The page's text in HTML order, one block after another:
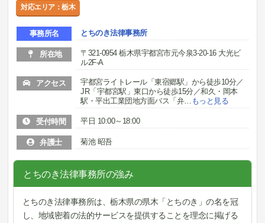
対応エリア：栃木
事務所名 とちのき法律事務所
所在地
〒321-0954 栃木県宇都宮市元今泉3-20-16 大光ビ
ル2F-A
アクセス
宇都宮ライトレール「東宿郷駅」から徒歩10分／
JR「宇都宮駅」東口から徒歩15分／和久・岡本
駅・平出工業団地方面バス「弁… もっと見る
受付時間 平日 10:00～18:00
弁護士 菊池 昭吾
とちのき法律事務所の強み
とちのき法律事務所は、栃木県の県木「とちのき」の名を冠
し、地域密着の法的サービスを提供することを理念に掲げる